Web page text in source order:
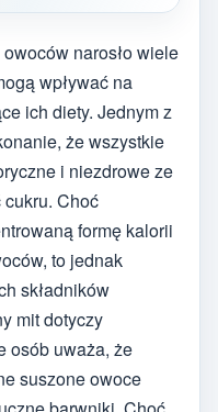
narosło wiele
wpływać na
ich diety. Jednym z
że wszystkie
i niezdrowe ze
Choć
formę kalorii
to jednak
składników
mit dotyczy
osób uważa, że
suszone owoce